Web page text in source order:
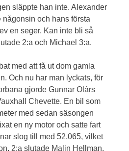
släppte han inte. Alexander
någonsin och hans första
en seger. Kan inte bli så
2:a och Michael 3:a.
med att få ut dom gamla
Och nu har man lyckats, för
gjorde Gunnar Olárs
Chevette. En bil som
med sedan säsongen
en ny motor och satte fart
slog till med 52.065, vilket
2:a slutade Malin Hellman,